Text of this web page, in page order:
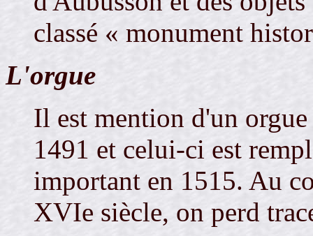
classé « monument
L'orgue
Il est mention d'un orgue
1491 et celui-ci est
important en 1515. Au
XVIe siècle, on perd